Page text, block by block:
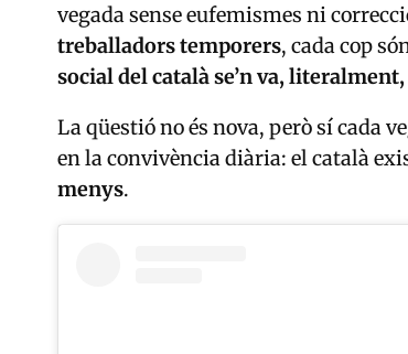
vegada sense eufemismes ni
treballadors temporers, cada cop
social del català se’n va,
La qüestió no és nova, però sí cada
en la convivència diària: el català
menys.